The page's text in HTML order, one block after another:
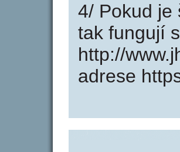
4/ Pokud je
tak fungují
http://
adrese